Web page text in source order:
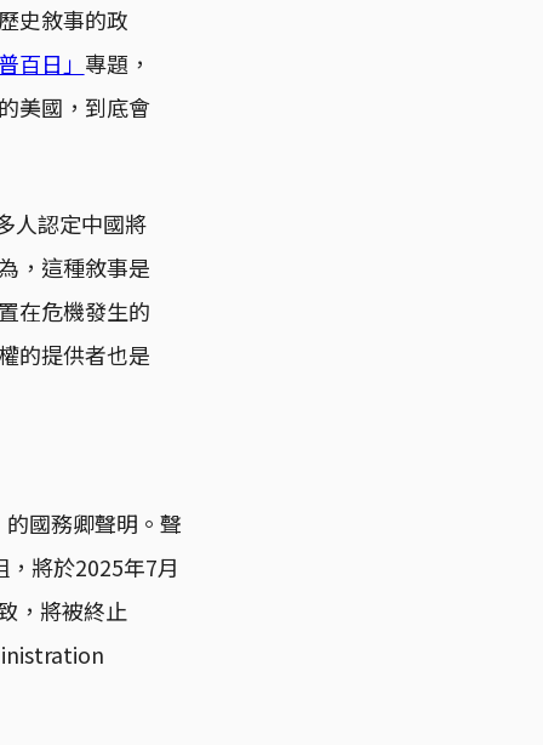
史敘事的政
百日」 專題，
美國，到底會
人認定中國將
，這種敘事是
在危機發生的
的提供者也是
國務卿聲明。聲
將於2025年7月
，將被終止